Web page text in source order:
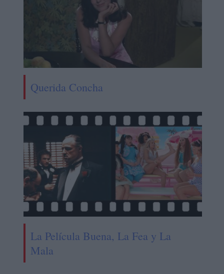
Querida Concha
La Película Buena, La Fea y La
Mala